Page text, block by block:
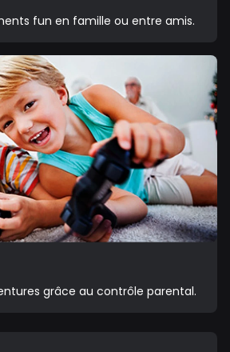
fun en famille ou entre amis.
grâce au contrôle parental.